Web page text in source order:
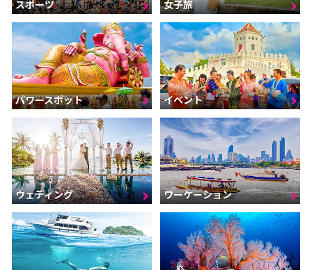
スポーツ 女子旅
パワースポット イベント
ウェディング ワーケーション